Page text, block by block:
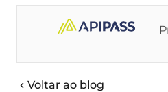
Voltar ao blog